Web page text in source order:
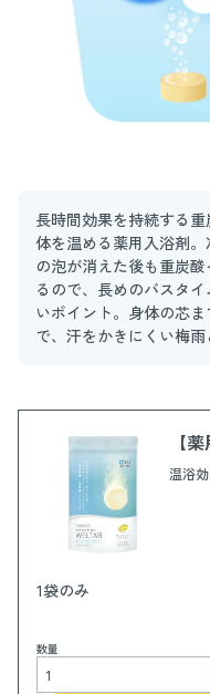
長時間効果を持続する
体を温める薬用入浴剤
の泡が消えた後も重炭
るので、長めのバスタ
いポイント。身体の芯
で、汗をかきにくい梅雨
【
温浴
1袋のみ
数量